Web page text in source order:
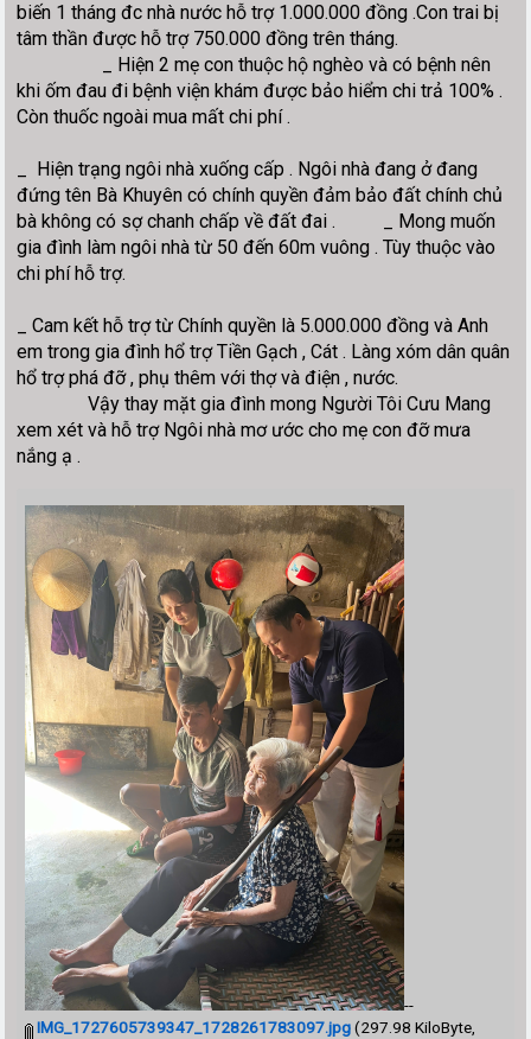
biến 1 tháng đc nhà nước hỗ trợ 1.000.000 đồng .Con trai bị
tâm thần được hỗ trợ 750.000 đồng trên tháng.
_ Hiện 2 mẹ con thuộc hộ nghèo và có bệnh nên
khi ốm đau đi bệnh viện khám được bảo hiểm chi trả 100% .
Còn thuốc ngoài mua mất chi phí .
_ Hiện trạng ngôi nhà xuống cấp . Ngôi nhà đang ở đang
đứng tên Bà Khuyên có chính quyền đảm bảo đất chính chủ
bà không có sợ chanh chấp về đất đai . _ Mong muốn
gia đình làm ngôi nhà từ 50 đến 60m vuông . Tùy thuộc vào
chi phí hỗ trợ.
_ Cam kết hỗ trợ từ Chính quyền là 5.000.000 đồng và Anh
em trong gia đình hổ trợ Tiền Gạch , Cát . Làng xóm dân quân
hổ trợ phá đỡ , phụ thêm với thợ và điện , nước.
Vậy thay mặt gia đình mong Người Tôi Cưu Mang
xem xét và hỗ trợ Ngôi nhà mơ ước cho mẹ con đỡ mưa
nắng ạ .
--
IMG_1727605739347_1728261783097.jpg(297.98 KiloByte,